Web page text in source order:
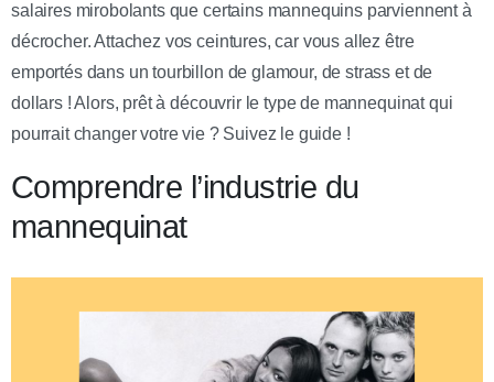
salaires mirobolants que certains mannequins parviennent à
décrocher. Attachez vos ceintures, car vous allez être
emportés dans un tourbillon de glamour, de strass et de
dollars ! Alors, prêt à découvrir le type de mannequinat qui
pourrait changer votre vie ? Suivez le guide !
Comprendre l’industrie du
mannequinat